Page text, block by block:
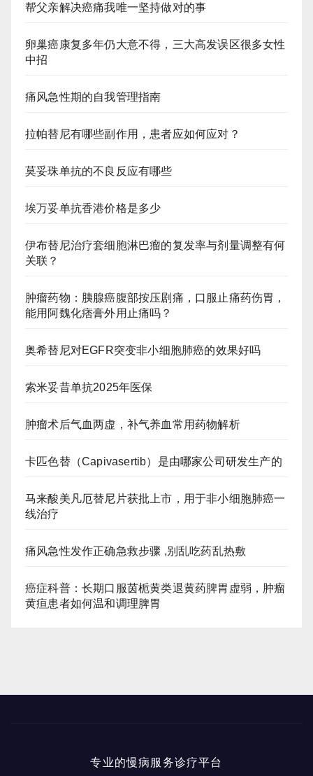
帮父亲解决癌痛我唯一坚持做对的事
卵巢癌康复多年仍大意不得，三大高发误区很多女性
中招
痛风急性期的自我管理指南
拉帕替尼有哪些副作用，患者应如何应对？
莫妥珠单抗的不良反应有哪些
埃万妥单抗香港价格是多少
伊布替尼治疗套细胞淋巴瘤的复发率与剂量调整有何
关联？
肿瘤药物：胰腺癌腹部按压剧痛，口服止痛药伤胃，
能用阿魏化痞膏外用止痛吗？
奥希替尼对EGFR突变非小细胞肺癌的效果好吗
索米妥昔单抗2025年医保
肿瘤术后气血两虚，补气养血常用药物解析
卡匹色替（Capivasertib）是由哪家公司研发生产的
马来酸美凡厄替尼片获批上市，用于非小细胞肺癌一
线治疗
痛风急性发作正确急救步骤 ,别乱吃药乱热敷
癌症科普：长期口服茵栀黄类退黄药脾胃虚弱，肿瘤
黄疸患者如何温和调理脾胃
专业的慢病服务诊疗平台